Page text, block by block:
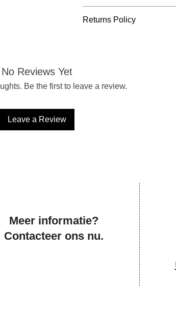
Netherlands: ≥ € 75 incl.
Returns Policy
of errors or damage.
No Reviews Yet
Be the first to leave a review.
Leave a Review
Meer informatie?
Contacteer ons nu.